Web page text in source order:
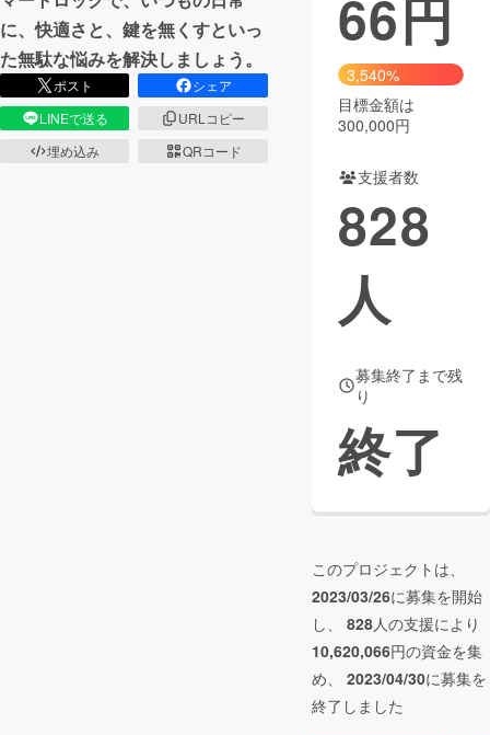
CAMPFIRE for Social Good
CAMPFIRE Creation
CAMPFIREふるさと納税machi-ya コミュニティ
に、快適さと、鍵を無くすといっ
た無駄な悩みを解決しましょう。
ポスト
シェア
LINEで送る
URLコピー
埋め込み
QRコード
66円
3,540%
目標金額は
300,000円
支援者数
828
人
募集終了まで残
り
終了
このプロジェクトは、
2023/03/26に募集を開始
し、 828人の支援により
10,620,066円の資金を集
め、 2023/04/30に募集を
終了しました